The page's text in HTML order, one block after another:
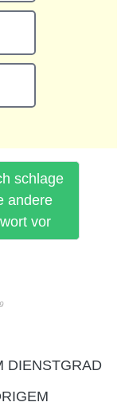
schlage
andere
vor
9
DIENSTGRAD